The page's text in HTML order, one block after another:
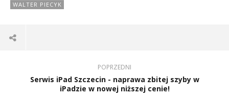
WALTER PIECYK
POPRZEDNI
Serwis iPad Szczecin - naprawa zbitej szyby w
iPadzie w nowej niższej cenie!